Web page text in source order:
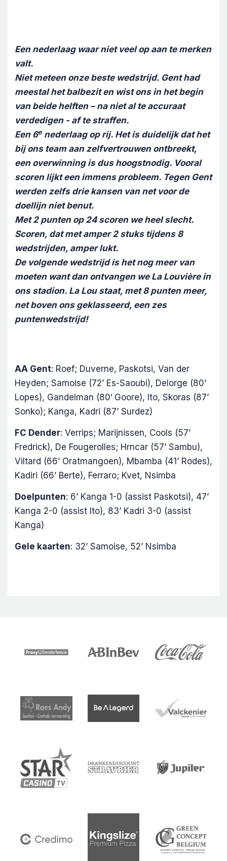
Een nederlaag waar niet veel op aan te merken
valt.
Niet meteen onze beste wedstrijd. Gent had
meestal het balbezit en wist ons in het begin
van beide helften – na niet al te accuraat
verdedigen - af te straffen.
Een 6enederlaag op rij. Het is duidelijk dat het
bij ons team aan zelfvertrouwen ontbreekt,
een overwinning is dus hoogstnodig. Vooral
scoren lijkt een immens probleem. Tegen Gent
werden zelfs drie kansen van net voor de
doellijn niet benut.
Met 2 punten op 24 scoren we heel slecht.
Scoren, dat met amper 2 stuks tijdens 8
wedstrijden, amper lukt.
De volgende wedstrijd is het nog meer van
moeten want dan ontvangen we La Louvière in
ons stadion. La Lou staat, met 8 punten meer,
net boven ons geklasseerd, een zes
puntenwedstrijd!
AA Gent: Roef; Duverne, Paskotsi, Van der
Heyden; Samoise (72’ Es-Saoubi), Delorge (80’
Lopes), Gandelman (80‘ Goore), Ito, Skoras (87’
Sonko); Kanga, Kadri (87’ Surdez)
FC Dender: Verrips; Marijnissen, Cools (57’
Fredrick), De Fougerolles; Hrncar (57’ Sambu),
Viltard (66’ Oratmangoen), Mbamba (41’ Rodes),
Kadiri (66’ Berte), Ferraro; Kvet, Nsimba
Doelpunten: 6’ Kanga 1-0 (assist Paskotsi), 47’
Kanga 2-0 (assist Ito), 83’ Kadri 3-0 (assist
Kanga)
Gele kaarten: 32’ Samoise, 52’ Nsimba